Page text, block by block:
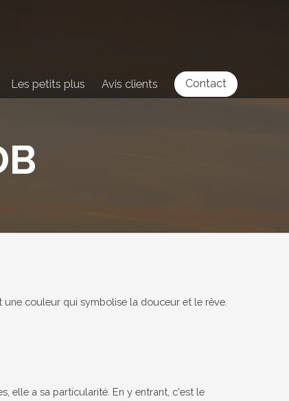
Les petits plus Avis clients Contact
une couleur qui symbolise la douceur et le rêve.
elle a sa particularité. En y entrant, c'est le